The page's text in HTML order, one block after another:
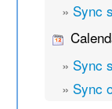
» Sync
» Sync
» Sync